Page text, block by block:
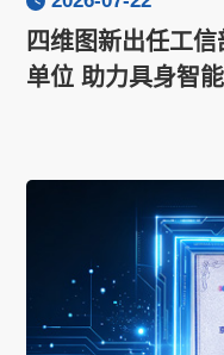
四维图新出任工
单位 助力具身智